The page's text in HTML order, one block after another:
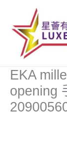
EKA
opening